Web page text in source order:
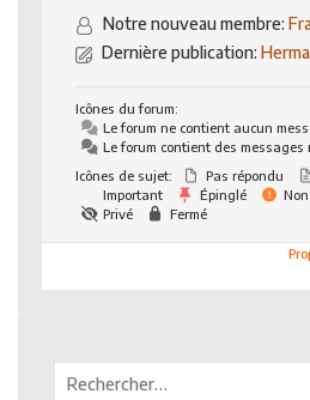
Notre nouveau membre:
Dernière publication:
Icônes du forum:
Le forum ne contient aucun
Le forum contient des messages
Icônes de sujet:
Pas répondu
Important
Épinglé
Privé
Fermé